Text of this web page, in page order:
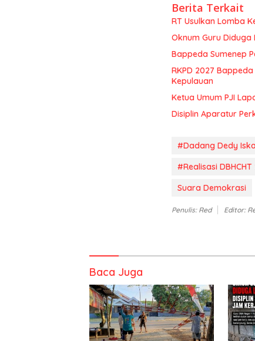
Berita Terkait
RT Usulkan Lomba
Oknum Guru
Bappeda Sumenep
RKPD 2027
Kepulauan
Ketua Umum PJI
Disiplin Aparatur
#Dadang Dedy
#Realisasi DBHCHT
Suara Demokrasi
Penulis: Red Editor:
Baca Juga